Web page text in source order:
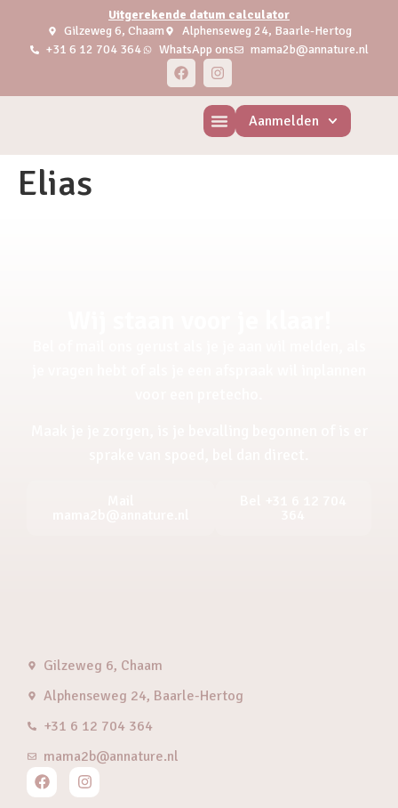
Uitgerekende datum calculator
Gilzeweg 6, Chaam
Alphenseweg 24, Baarle-Hertog
+31 6 12 704 364
WhatsApp ons mama2b@annature.nl
Aanmelden
Elias
Gilzeweg 6, Chaam
Alphenseweg 24, Baarle-Hertog
+31 6 12 704 364
mama2b@annature.nl